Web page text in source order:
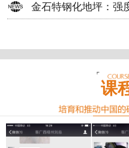
金石特钢化地坪：强
课